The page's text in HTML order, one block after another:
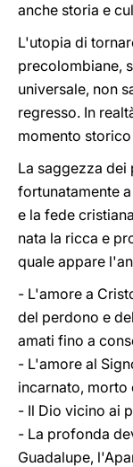
anche storia e
L'utopia di
precolombiane,
universale, non
regresso. In
momento
La saggezza
fortunatamente
e la fede
nata la ricca e
quale appare
- L'amore a
del perdono e
amati fino a
- L'amore al
incarnato, morto
- Il Dio vicino ai
- La profonda
Guadalupe,